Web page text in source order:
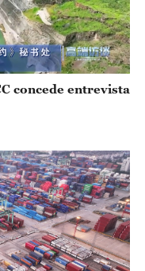
concede entrevista